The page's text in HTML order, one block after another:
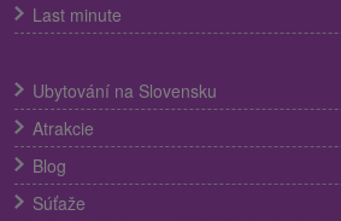
Last minute
Ubytování na Slovensku
Atrakcie
Blog
Súťaže